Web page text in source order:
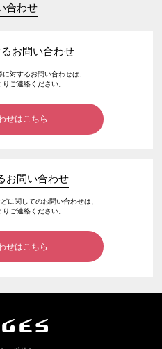
合わせ
お問い合わせ
対するお問い合わせは、
ご連絡ください。
せはこちら
お問い合わせ
に関してのお問い合わせは、
ご連絡ください。
せはこちら